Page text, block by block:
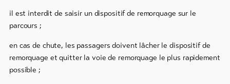
il est interdit de saisir un dispositif de remorquage sur le
parcours ;
en cas de chute, les passagers doivent lâcher le dispositif de
remorquage et quitter la voie de remorquage le plus rapidement
possible ;